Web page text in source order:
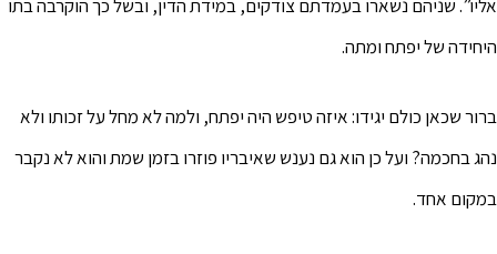
אליו”. שניהם נשארו בעמדתם צודקים, במידת הדין, ובשל כך הוקרבה בתו
היחידה של יפתח ומתה.
ברור שכאן כולם יגידו: איזה טיפש היה יפתח, ולמה לא מחל על זכותו ולא
נהג בחכמה? ועל כן הוא גם נענש שאיבריו פוזרו בזמן שמת והוא לא נקבר
במקום אחד.